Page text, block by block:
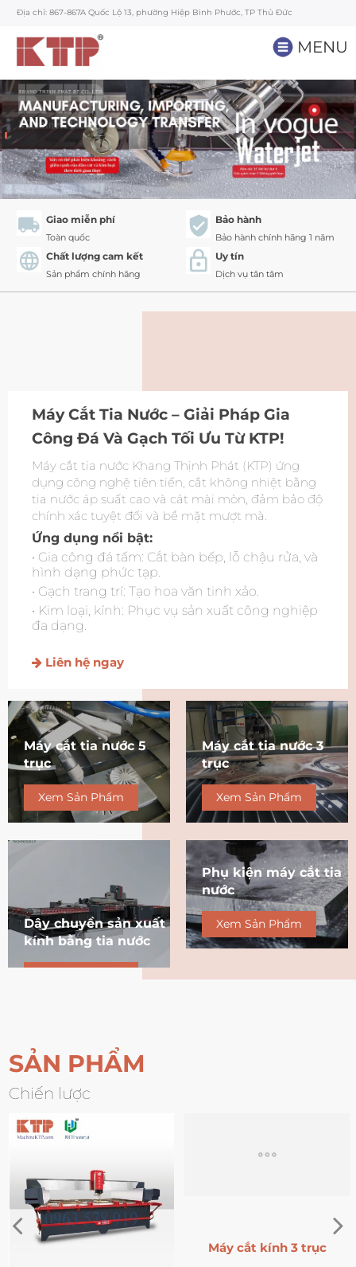
Địa chỉ: 867-867A Quốc Lộ 13, phường Hiệp Bình Phước, TP Thủ Đức
MENU
Giao miễn phí
Toàn quốc
Bảo hành
Bảo hành chính hãng 1 năm
Chất lượng cam kết
Sản phẩm chính hãng
Uy tín
Dịch vụ tân tâm
Máy Cắt Tia Nước – Giải Pháp Gia
Công Đá Và Gạch Tối Ưu Từ KTP!
Máy cắt tia nước Khang Thịnh Phát (KTP) ứng
dụng công nghệ tiên tiến, cắt không nhiệt bằng
tia nước áp suất cao và cát mài mòn, đảm bảo độ
chính xác tuyệt đối và bề mặt mượt mà.
Ứng dụng nổi bật:
• Gia công đá tấm: Cắt bàn bếp, lỗ chậu rửa, và
hình dạng phức tạp.
• Gạch trang trí: Tạo hoa văn tinh xảo.
• Kim loại, kính: Phục vụ sản xuất công nghiệp
đa dạng.
Liên hệ ngay
Máy cắt tia nước 5
trục
Xem Sản Phẩm
Máy cắt tia nước 3
trục
Xem Sản Phẩm
Dây chuyền sản xuất
kính bằng tia nước
Phụ kiện máy cắt tia
nước
Xem Sản Phẩm
SẢN PHẨM
Chiến lược
Máy cắt kính 3 trục